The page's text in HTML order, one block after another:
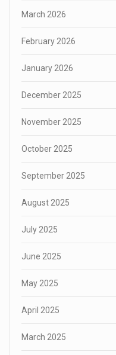
March 2026
February 2026
January 2026
December 2025
November 2025
October 2025
September 2025
August 2025
July 2025
June 2025
May 2025
April 2025
March 2025